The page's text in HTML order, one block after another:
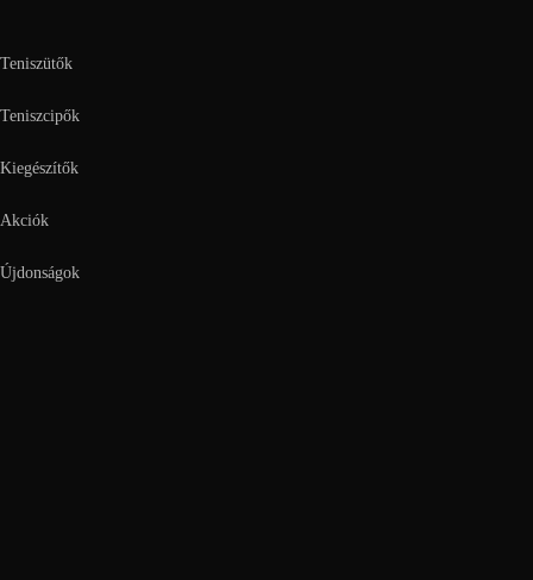
Teniszütők
Teniszcipők
Kiegészítők
Akciók
Újdonságok